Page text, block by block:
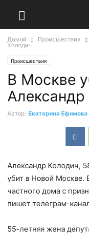
Домой Происшествия
Колодич
Происшествия
В Москве
Автор: Екатерина Ефимова
Александр Колодич,
убит в Новой Москве.
частного дома с
пишет телеграм-канал
55-летняя жена